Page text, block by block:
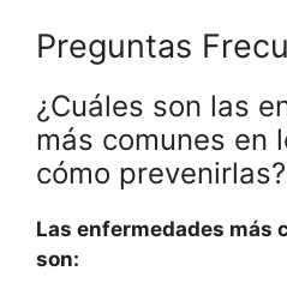
Preguntas
¿Cuáles son las
más comunes en
cómo prevenirlas?
Las enfermedades más
son: